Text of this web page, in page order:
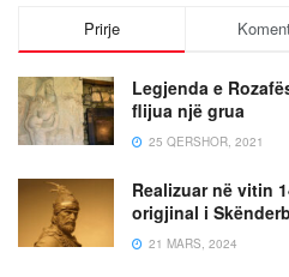
Prirje
Legjenda e
flijua një grua
25 QERSHOR, 2021
Realizuar në vitin
origjinal i
21 MARS, 2024